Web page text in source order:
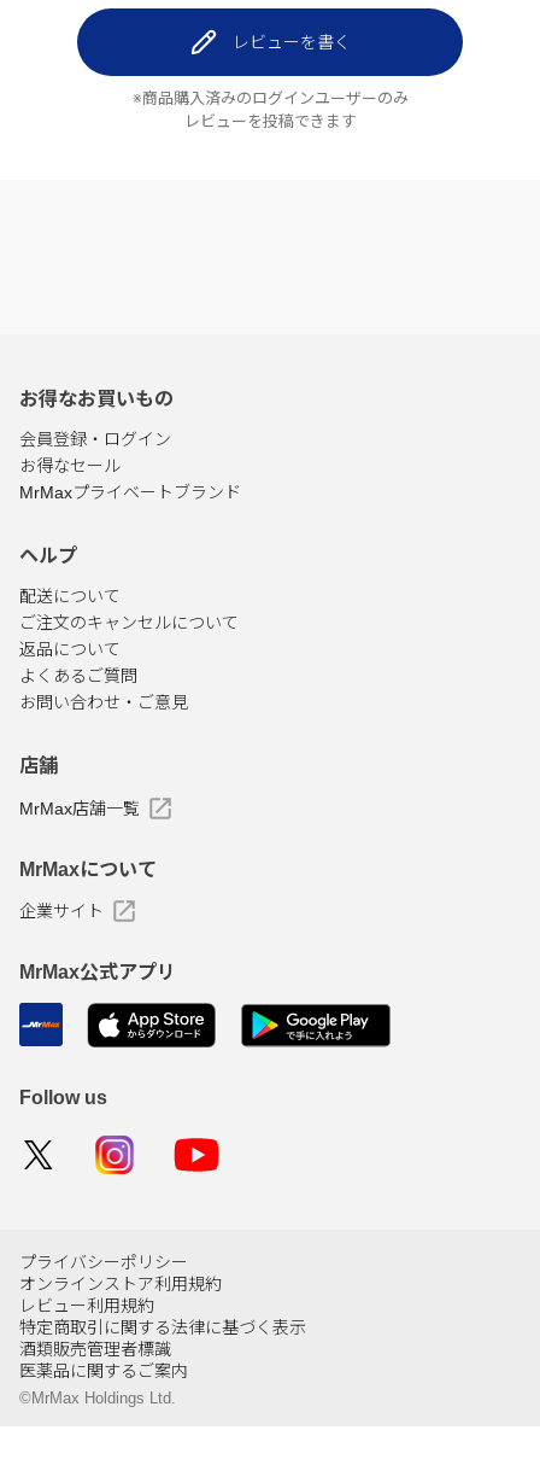
レビューを書く
※商品購入済みのログインユーザーのみ
レビューを投稿できます
お得なお買いもの
会員登録・ログイン
お得なセール
MrMaxプライベートブランド
ヘルプ
配送について
ご注文のキャンセルについて
返品について
よくあるご質問
お問い合わせ・ご意見
店舗
MrMax店舗一覧
MrMaxについて
企業サイト
MrMax公式アプリ
Follow us
プライバシーポリシー
オンラインストア利用規約
レビュー利用規約
特定商取引に関する法律に基づく表示
酒類販売管理者標識
医薬品に関するご案内
©MrMax Holdings Ltd.